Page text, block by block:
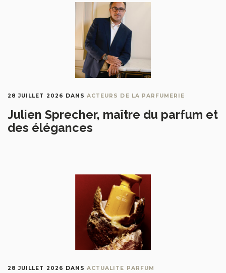
28 JUILLET 2026 DANSACTEURS DE LA PARFUMERIE
Julien Sprecher, maître du parfum et
des élégances
28 JUILLET 2026 DANSACTUALITE PARFUM